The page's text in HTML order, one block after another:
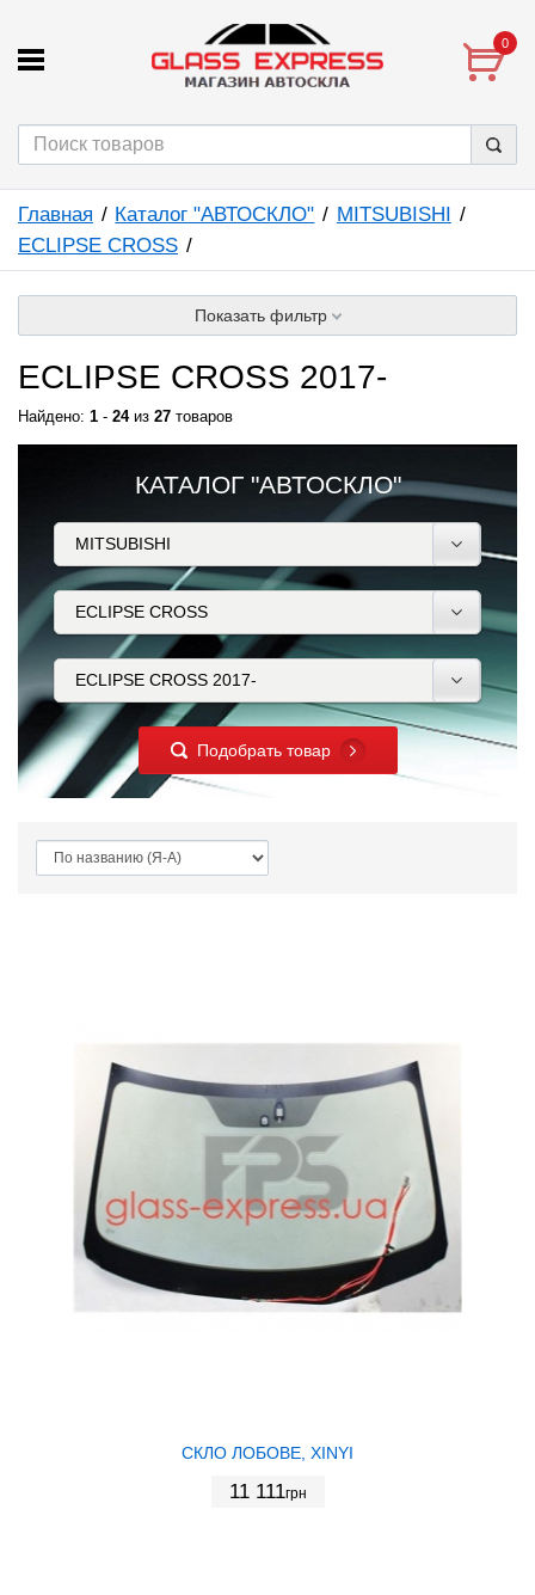
0
Главная Каталог "АВТОСКЛО"
MITSUBISHI
ECLIPSE CROSS
Показать фильтр
ECLIPSE CROSS 2017-
Найдено: 1 - 24из 27 товаров
КАТАЛОГ "АВТОСКЛО"
Подобрать товар
СКЛО ЛОБОВЕ, XINYI
11 111грн